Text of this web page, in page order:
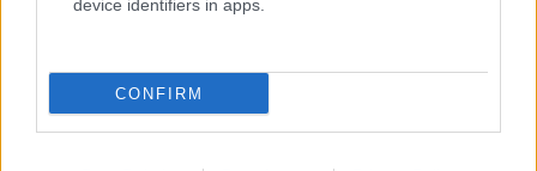
device identifiers in apps.
CONFIRM
Υπόθεση Marfin: Στην Αγγλία το «ελληνικό
FBI» για την 46χρονη - Την Πέμπτη